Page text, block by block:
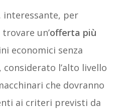
interessante, per
un’offerta più
economici senza
l’alto livello
che dovranno
ai criteri previsti da